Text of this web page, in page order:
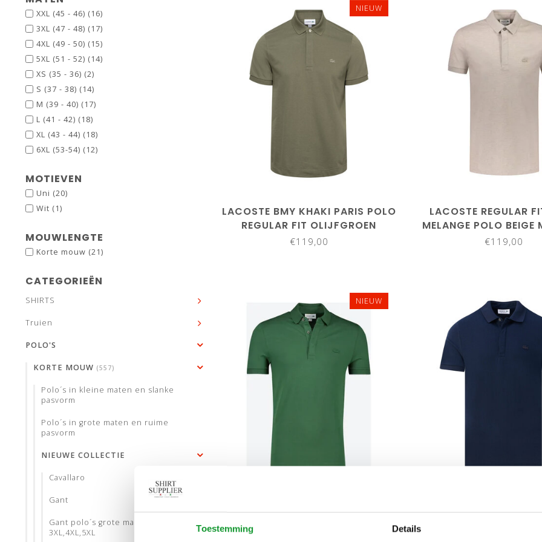
Toestemming Details
XXL (45 - 46) (16)
3XL (47 - 48) (17)
4XL (49 - 50) (15)
5XL (51 - 52) (14)
XS (35 - 36) (2)
S (37 - 38) (14)
M (39 - 40) (17)
L (41 - 42) (18)
XL (43 - 44) (18)
6XL (53-54) (12)
MOTIEVEN
Uni (20)
Wit (1)
MOUWLENGTE
Korte mouw (21)
CATEGORIEËN
SHIRTS
Truien
POLO'S
KORTE MOUW (557)
Polo´s in kleine maten en slanke
pasvorm
Polo´s in grote maten en ruime
pasvorm
NIEUWE COLLECTIE
Cavallaro
Gant
Gant polo´s grote maten
3XL,4XL,5XL
NIEUW
maat3/S
maat5/L
maat6/XL
maat7/XXL
maat9/4XL
maat10/5XL
maat11/6XL
LACOSTE BMY KHAKI PARIS POLO
REGULAR FIT OLIJFGROEN
€119,00
maat8/3XL
LACOSTE REGULAR
MELANGE POLO BEIGE
KROKODIL
€119,00
NIEUW
maat6/XL
maat7/XXL
maat9/4XL
maat10/5XL
FLESSENGROEN KROKODIL